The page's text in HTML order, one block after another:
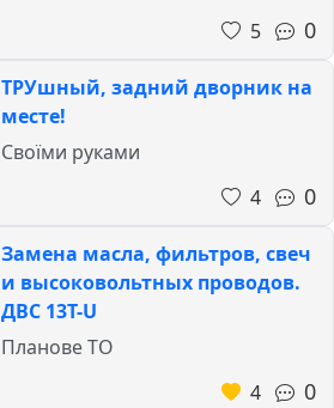
5
0
ТРУшный, задний дворник на
месте!
Своїми руками
4
0
Замена масла, фильтров, свеч
и высоковольтных проводов.
ДВС 13T-U
Планове ТО
4
0